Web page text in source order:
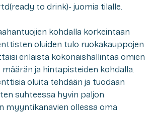
to drink)- juomia tilalle.
kohdalla korkeintaan
oluiden tulo ruokakauppojen
erilaista kokonaishallintaa omien
ja hintapisteiden kohdalla.
oluita tehdään ja tuodaan
suhteessa hyvin paljon
myyntikanavien ollessa oma